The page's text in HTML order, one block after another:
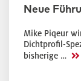
Neue
Mike Piqeur
Dichtprofil-
bisherige … >>